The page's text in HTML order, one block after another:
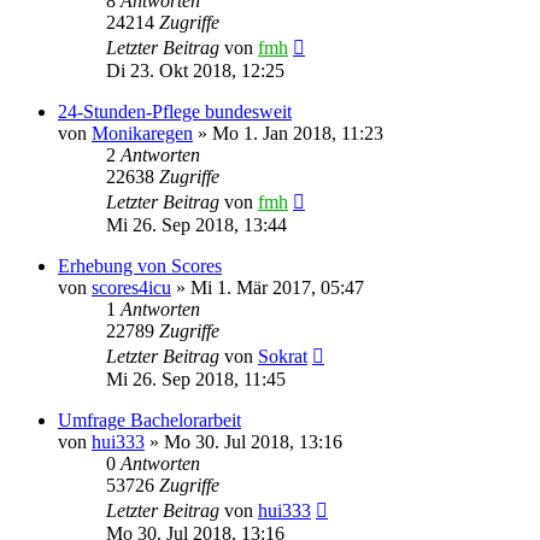
24214 Zugriffe
Letzter Beitrag von fmh
Di 23. Okt 2018, 12:25
24-Stunden-Pflege bundesweit
von Monikaregen » Mo 1. Jan 2018, 11:23
2 Antworten
22638 Zugriffe
Letzter Beitrag von fmh
Mi 26. Sep 2018, 13:44
Erhebung von Scores
von scores4icu » Mi 1. Mär 2017, 05:47
1 Antworten
22789 Zugriffe
Letzter Beitrag von Sokrat
Mi 26. Sep 2018, 11:45
Umfrage Bachelorarbeit
von hui333 » Mo 30. Jul 2018, 13:16
0 Antworten
53726 Zugriffe
Letzter Beitrag von hui333
Mo 30. Jul 2018, 13:16